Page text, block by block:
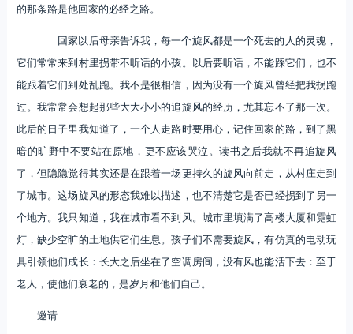
的那条路是他回家的必经之路。
回家以后母亲告诉我，每一个旋风都是一个死去的人的灵魂，
它们常常来到村里拐带不听话的小孩。以后要听话，不能踩它们，也不
能跟着它们到处乱跑。我不是很相信，因为没有一个旋风曾经把我拐跑
过。我常常会想起那些大大小小的追旋风的经历，尤其忘不了那一次。
此后的日子里我知道了，一个人走路时要用心，记住回家的路，到了黑
暗的旷野中不要站在原地，更不应该哭泣。读书之后我就不再追旋风
了，但隐隐觉得其实还是在跟着一场更持久的旋风向前走，从村庄走到
了城市。这场旋风的形态我难以描述，也不清楚它是否已经拐到了另一
个地方。我只知道，我在城市看不到风。城市里填满了高楼大厦和霓虹
灯，缺少空旷的土地供它们生息。孩子们不需要旋风，有仿真的电动玩
具引领他们成长：长大之后坐在了空调房间，没有风也能活下去：至于
老人，使他们衰老的，是岁月和他们自己。
邀请